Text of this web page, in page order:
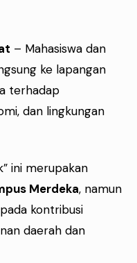
– Mahasiswa dan
ke lapangan
terhadap
dan lingkungan
ini merupakan
Merdeka, namun
kontribusi
daerah dan